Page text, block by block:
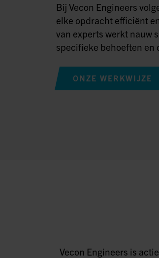
Bij Vecon Engineers
elke opdracht efficiënt
van experts werkt nauw
specifieke behoeften en
ONZE WERKWIJZE
Vecon Engineers is